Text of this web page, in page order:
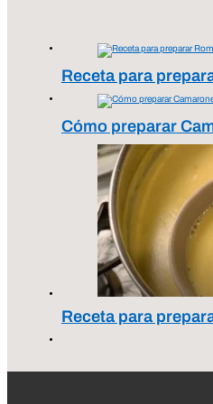
Receta para
Cómo preparar
Receta para